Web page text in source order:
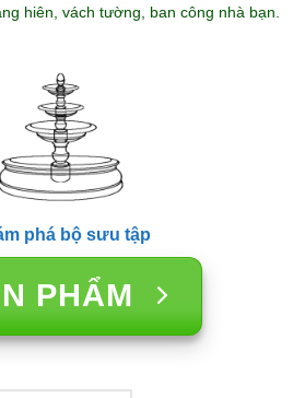
hiên, vách tường, ban công nhà bạn.
phá bộ sưu tập
PHẨM